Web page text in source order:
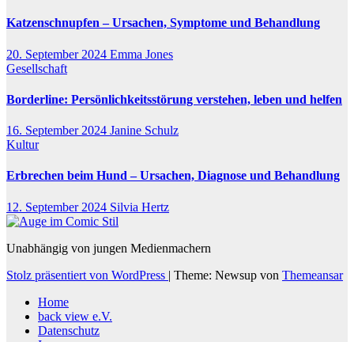
Katzenschnupfen – Ursachen, Symptome und Behandlung
20. September 2024 Emma Jones
Gesellschaft
Borderline: Persönlichkeitsstörung verstehen, leben und helfen
16. September 2024 Janine Schulz
Kultur
Erbrechen beim Hund – Ursachen, Diagnose und Behandlung
12. September 2024 Silvia Hertz
Unabhängig von jungen Medienmachern
Stolz präsentiert von WordPress | Theme: Newsup von Themeansar
Home
back view e.V.
Datenschutz